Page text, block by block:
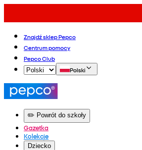
Znajdź sklep Pepco
Centrum pomocy
Pepco Club
Polski
✏️ Powrót do szkoły
Gazetka
Kolekcje
Dziecko